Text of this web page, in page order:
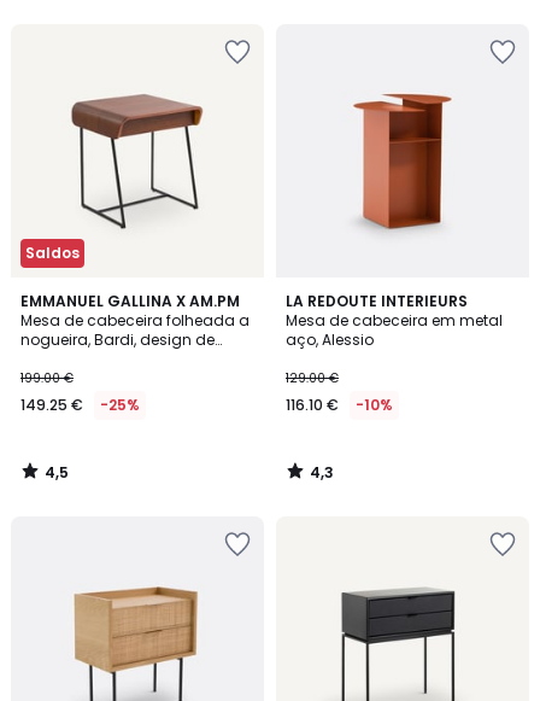
Saldos
EMMANUEL GALLINA X AM.PM
Mesa de cabeceira folheada a
nogueira, Bardi, design de
199.00 €
149.25 € -25%
4,5
/ 5
4,5
/
LA REDOUTE INTERIEURS
Mesa de cabeceira em metal
aço, Alessio
129.00 €
116.10 € -10%
4,3
/ 5
4,3
/